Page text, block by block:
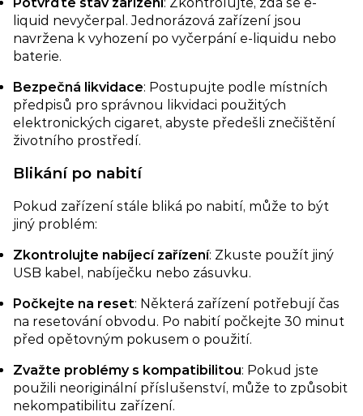
liquid nevyčerpal. Jednorázová zařízení jsou
navržena k vyhození po vyčerpání e-liquidu nebo
baterie.
Bezpečná likvidace: Postupujte podle místních
předpisů pro správnou likvidaci použitých
elektronických cigaret, abyste předešli znečištění
životního prostředí.
Blikání po nabití​
Pokud zařízení stále bliká po nabití, může to být
jiný problém:
Zkontrolujte nabíjecí zařízení​: Zkuste použít jiný
USB kabel, nabíječku nebo zásuvku.
Počkejte na reset: Některá zařízení potřebují čas
na resetování obvodu. Po nabití počkejte 30 minut
před opětovným pokusem o použití.
Zvažte problémy s kompatibilitou: Pokud jste
použili neoriginální příslušenství, může to způsobit
nekompatibilitu zařízení.